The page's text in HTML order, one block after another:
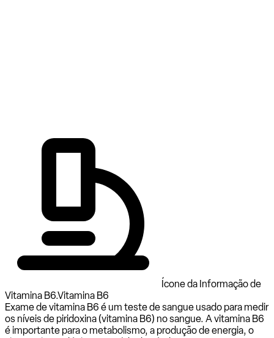
Ícone da Informação de
Vitamina B6.Vitamina B6
Exame de vitamina B6 é um teste de sangue usado para medir
os níveis de piridoxina (vitamina B6) no sangue. A vitamina B6
é importante para o metabolismo, a produção de energia, o